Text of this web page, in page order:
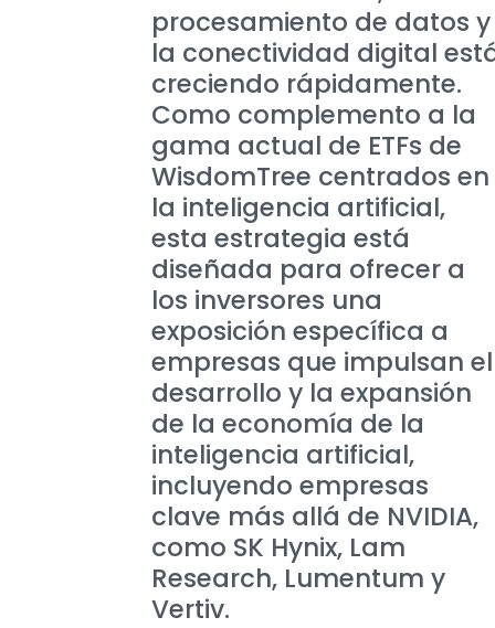
procesamiento de datos y
la conectividad digital
creciendo rápidamente.
Como complemento a la
gama actual de ETFs de
WisdomTree centrados en
la inteligencia artificial,
esta estrategia está
diseñada para ofrecer a
los inversores una
exposición específica a
empresas que impulsan el
desarrollo y la expansión
de la economía de la
inteligencia artificial,
incluyendo empresas
clave más allá de NVIDIA,
como SK Hynix, Lam
Research, Lumentum y
Vertiv.